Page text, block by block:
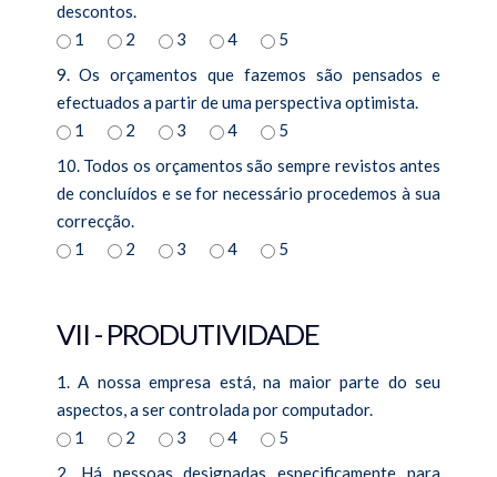
descontos.
1
2 3 4
5
9. Os orçamentos que fazemos são pensados e
efectuados a partir de uma perspectiva optimista.
1
2 3 4
5
10. Todos os orçamentos são sempre revistos antes
de concluídos e se for necessário procedemos à sua
correcção.
1
2 3 4 5
VII - PRODUTIVIDADE
1. A nossa empresa está, na maior parte do seu
aspectos, a ser controlada por computador.
1
2 3 4
5
2. Há pessoas designadas especificamente para